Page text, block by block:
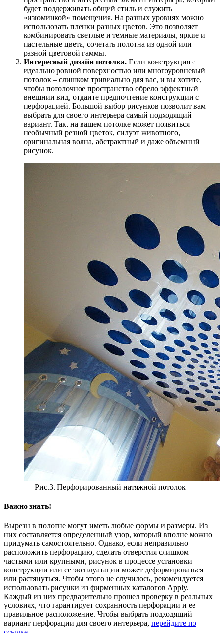
будет поддерживать общий стиль и служить
«изюминкой» помещения. На разных уровнях можно
использовать пленки разных цветов. Это позволяет
комбинировать светлые и темные материалы, яркие и
пастельные цвета, сочетать полотна из одной или
разной цветовой гаммы.
Интересный дизайн потолка. Если конструкция с
идеально ровной поверхностью или многоуровневый
потолок – слишком тривиально для вас, и вы хотите,
чтобы потолочное пространство обрело эффектный
внешний вид, отдайте предпочтение конструкции с
перфорацией. Большой выбор рисунков позволит вам
выбрать для своего интерьера самый подходящий
вариант. Так, на вашем потолке может появиться
необычный резной цветок, силуэт животного,
оригинальная волна, абстрактный и даже объемный
рисунок.
Рис.3. Перфорированный натяжной потолок
Важно знать!
Вырезы в полотне могут иметь любые формы и размеры. Из
них составляется определенный узор, который вполне можно
придумать самостоятельно. Однако, если неправильно
расположить перфорацию, сделать отверстия слишком
частыми или крупными, рисунок в процессе установки
конструкции или ее эксплуатации может деформироваться
или растянуться. Чтобы этого не случилось, рекомендуется
использовать рисунки из фирменных каталогов Apply.
Каждый из них предварительно прошел проверку в реальных
условиях, что гарантирует сохранность перфорации и ее
правильное расположение. Чтобы выбрать подходящий
вариант перфорации для своего интерьера, перейдите по